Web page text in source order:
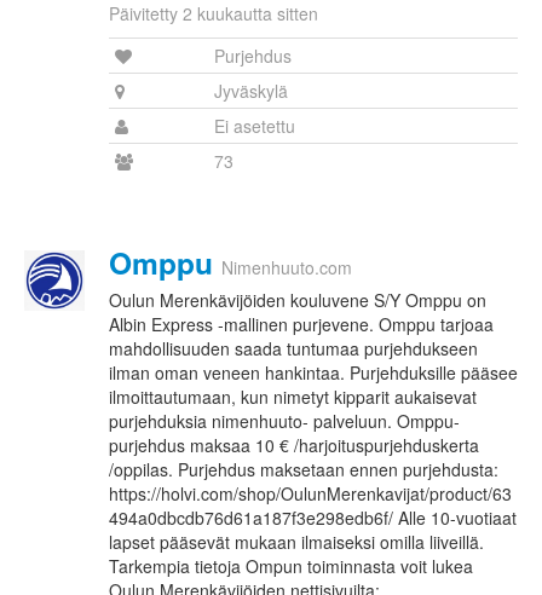
Päivitetty 2 kuukautta sitten
Purjehdus
Jyväskylä
Ei asetettu
73
Omppu Nimenhuuto.com
Oulun Merenkävijöiden kouluvene S/Y Omppu on
Albin Express -mallinen purjevene. Omppu tarjoaa
mahdollisuuden saada tuntumaa purjehdukseen
ilman oman veneen hankintaa. Purjehduksille pääsee
ilmoittautumaan, kun nimetyt kipparit aukaisevat
purjehduksia nimenhuuto- palveluun. Omppu-
purjehdus maksaa 10 € /harjoituspurjehduskerta
/oppilas. Purjehdus maksetaan ennen purjehdusta:
https://holvi.com/shop/OulunMerenkavijat/product/63
494a0dbcdb76d61a187f3e298edb6f/ Alle 10-vuotiaat
lapset pääsevät mukaan ilmaiseksi omilla liiveillä.
Tarkempia tietoja Ompun toiminnasta voit lukea